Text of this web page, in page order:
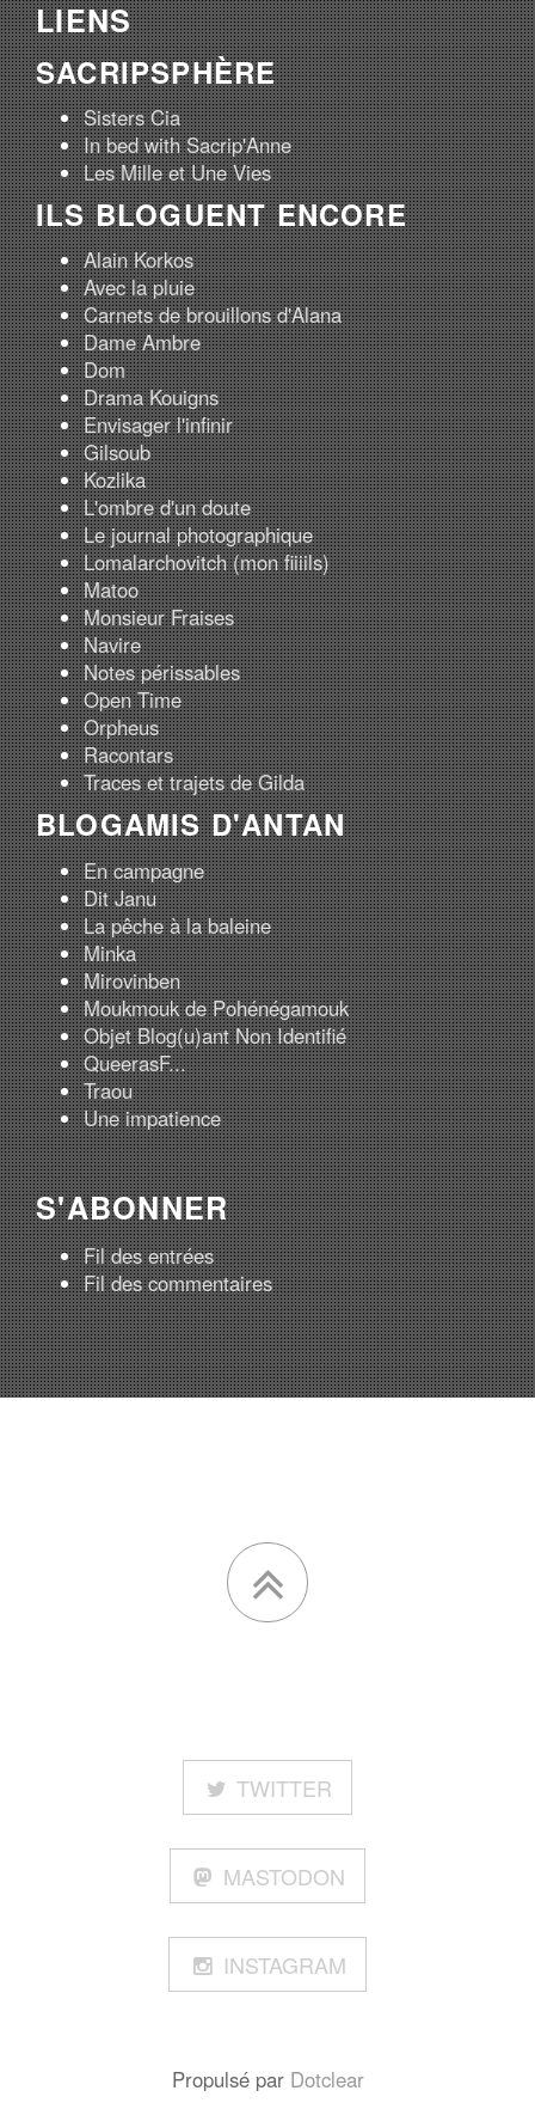
LIENS
SACRIPSPHÈRE
Sisters Cia
In bed with Sacrip'Anne
Les Mille et Une Vies
ILS BLOGUENT ENCORE
Alain Korkos
Avec la pluie
Carnets de brouillons d'Alana
Dame Ambre
Dom
Drama Kouigns
Envisager l'infinir
Gilsoub
Kozlika
L'ombre d'un doute
Le journal photographique
Lomalarchovitch (mon fiiiils)
Matoo
Monsieur Fraises
Navire
Notes périssables
Open Time
Orpheus
Racontars
Traces et trajets de Gilda
BLOGAMIS D'ANTAN
En campagne
Dit Janu
La pêche à la baleine
Minka
Mirovinben
Moukmouk de Pohénégamouk
Objet Blog(u)ant Non Identifié
QueerasF...
Traou
Une impatience
S'ABONNER
Fil des entrées
Fil des commentaires
TWITTER
MASTODON
INSTAGRAM
Propulsé par Dotclear